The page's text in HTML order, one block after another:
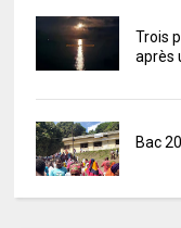
Trois
après
Bac